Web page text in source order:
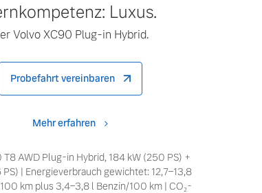
Luxus.
Volvo XC90 Plug-in Hybrid.
Probefahrt vereinbaren
Mehr erfahren
T8 AWD Plug-in Hybrid, 184 kW (250 PS) +
PS) | Energieverbrauch gewichtet: 12,7–13,8
km plus 3,4–3,8 l Benzin/100 km | CO₂-